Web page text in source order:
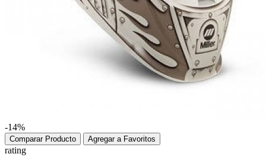
-14%
Comparar Producto Agregar a Favoritos
rating